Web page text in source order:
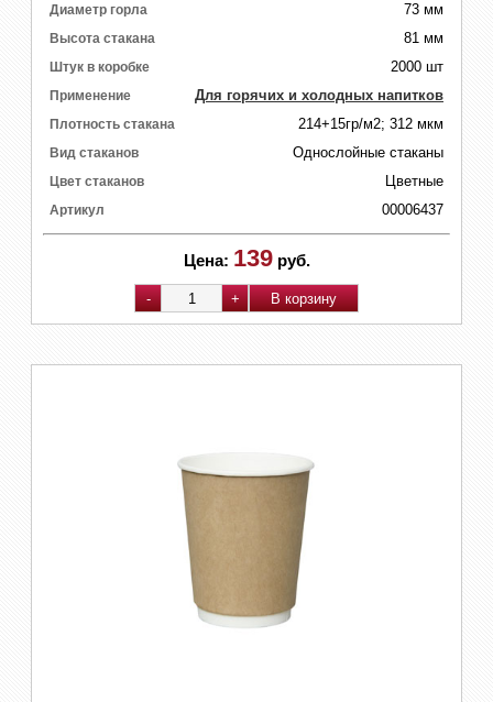
Диаметр горла 73 мм
Высота стакана 81 мм
Штук в коробке 2000 шт
Применение Для горячих и холодных напитков
Плотность стакана 214+15гр/м2; 312 мкм
Вид стаканов Однослойные стаканы
Цвет стаканов Цветные
Артикул 00006437
Цена: 139 руб.